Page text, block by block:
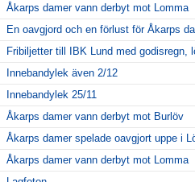
Åkarps damer vann derbyt mot Lomma
En oavgjord och en förlust för Åkarps
Fribiljetter till IBK Lund med godisregn,
Innebandylek även 2/12
Innebandylek 25/11
Åkarps damer vann derbyt mot Burlöv
Åkarps damer spelade oavgjort uppe i
Åkarps damer vann derbyt mot Lomma